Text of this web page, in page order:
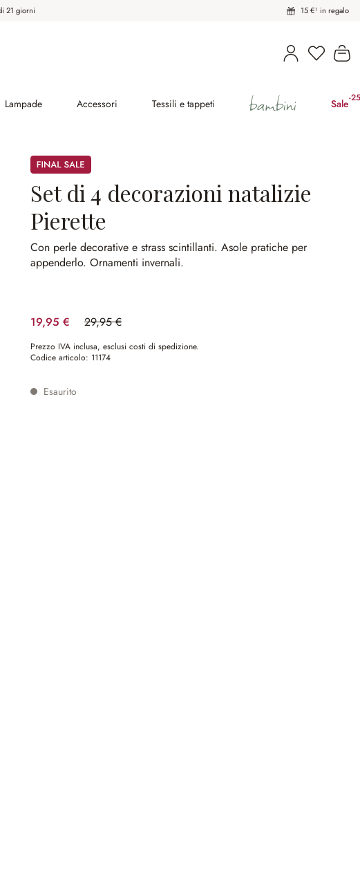
21 giorni 15 €¹ in regalo
Hai 0 Il
Lampade Accessori Tessili e tappeti bambini Sale-
Sale
Set di 4 decorazioni natalizie
Pierette
Con perle decorative e strass scintillanti.Asole pratiche per
appenderlo.Ornamenti invernali.
19,95 € 29,95 €
(risparmio 33.39%)
Prezzo IVA inclusa, esclusi costi di spedizione.
Codice articolo: 11174
Esaurito